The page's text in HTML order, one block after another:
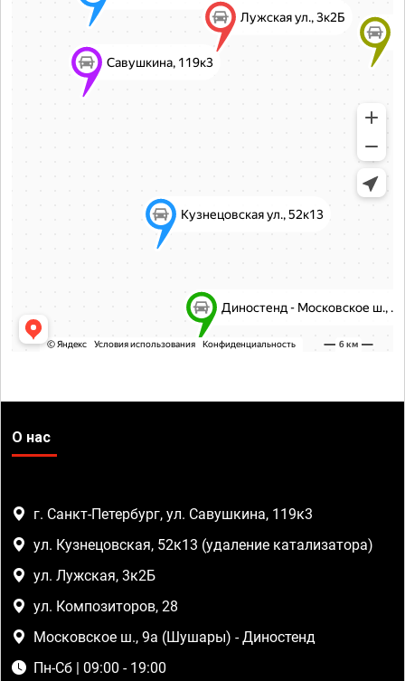
О нас
г. Санкт-Петербург, ул. Савушкина, 119к3
ул. Кузнецовская, 52к13 (удаление катализатора)
ул. Лужская, 3к2Б
ул. Композиторов, 28
Московское ш., 9а (Шушары) - Диностенд
Пн-Сб | 09:00 - 19:00